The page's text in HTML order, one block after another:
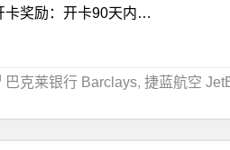
卡奖励：开卡90天内…
巴克莱银行 Barclays, 捷蓝航空